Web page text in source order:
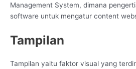
Management System, dimana
software untuk mengatur content
Tampilan
Tampilan yaitu faktor visual yang